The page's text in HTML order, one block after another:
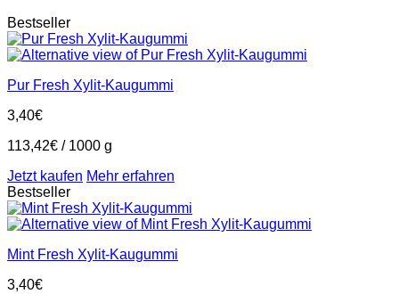
Bestseller
Pur Fresh Xylit-Kaugummi
3,40€
113,42€ / 1000 g
Jetzt kaufen Mehr erfahren
Bestseller
Mint Fresh Xylit-Kaugummi
3,40€